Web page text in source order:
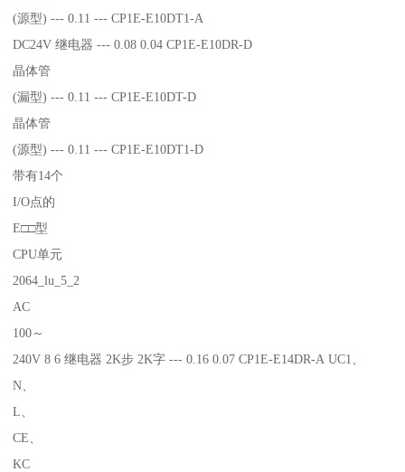
(源型) --- 0.11 --- CP1E-E10DT1-A
DC24V 继电器 --- 0.08 0.04 CP1E-E10DR-D
晶体管
(漏型) --- 0.11 --- CP1E-E10DT-D
晶体管
(源型) --- 0.11 --- CP1E-E10DT1-D
带有14个
I/O点的
E□□型
CPU单元
2064_lu_5_2
AC
100～
240V 8 6 继电器 2K步 2K字 --- 0.16 0.07 CP1E-E14DR-A UC1、
N、
L、
CE、
KC